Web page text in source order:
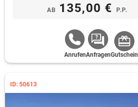
AB 135,00 € P.P.
AnrufenAnfragenGutschein
ID: 50613